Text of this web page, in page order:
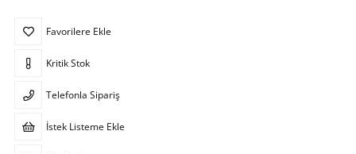
Favorilere Ekle
Kritik Stok
Telefonla Sipariş
İstek Listeme Ekle